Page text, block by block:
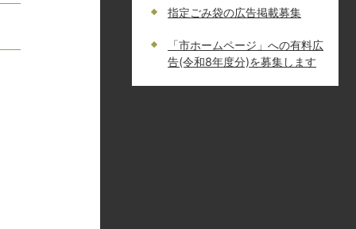
指定ごみ袋の広告掲載募集
「市ホームページ」への有料広
告(令和8年度分)を募集します